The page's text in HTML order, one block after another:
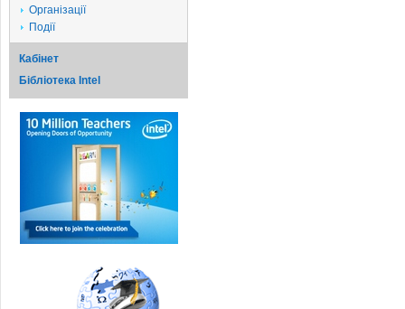
Організації
Події
Кабінет
Бібліотека Intel